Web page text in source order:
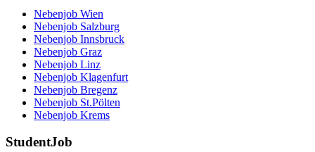
Nebenjob Wien
Nebenjob Salzburg
Nebenjob Innsbruck
Nebenjob Graz
Nebenjob Linz
Nebenjob Klagenfurt
Nebenjob Bregenz
Nebenjob St.Pölten
Nebenjob Krems
StudentJob